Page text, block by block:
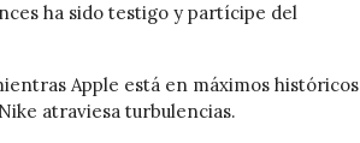
ha sido testigo y partícipe del
Apple está en máximos históricos
atraviesa turbulencias.